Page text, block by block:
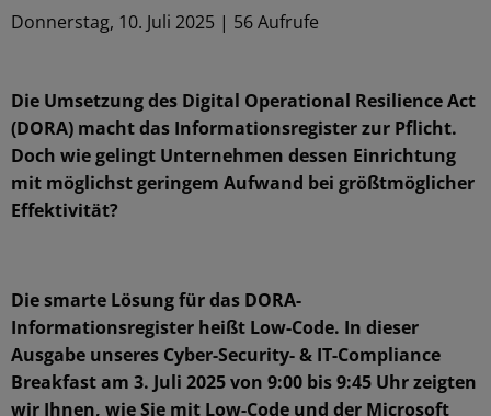
Donnerstag, 10. Juli 2025 | 56 Aufrufe
Die Umsetzung des Digital Operational Resilience Act
(DORA) macht das Informationsregister zur Pflicht.
Doch wie gelingt Unternehmen dessen Einrichtung
mit möglichst geringem Aufwand bei größtmöglicher
Effektivität?
Die smarte Lösung für das DORA-
Informationsregister heißt Low-Code. In dieser
Ausgabe unseres Cyber-Security- & IT-Compliance
Breakfast am 3. Juli 2025 von 9:00 bis 9:45 Uhr zeigten
wir Ihnen, wie Sie mit Low-Code und der Microsoft